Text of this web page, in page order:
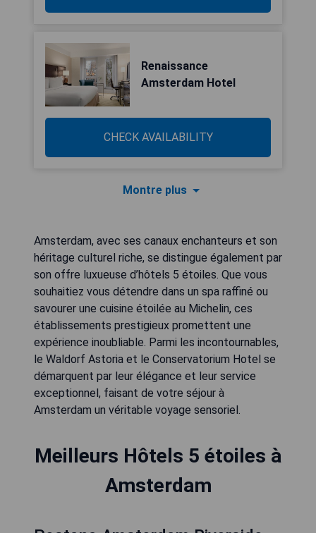
Renaissance
Amsterdam Hotel
CHECK AVAILABILITY
Montre plus
Amsterdam, avec ses canaux enchanteurs et son
héritage culturel riche, se distingue également par
son offre luxueuse d’hôtels 5 étoiles. Que vous
souhaitiez vous détendre dans un spa raffiné ou
savourer une cuisine étoilée au Michelin, ces
établissements prestigieux promettent une
expérience inoubliable. Parmi les incontournables,
le Waldorf Astoria et le Conservatorium Hotel se
démarquent par leur élégance et leur service
exceptionnel, faisant de votre séjour à
Amsterdam un véritable voyage sensoriel.
Meilleurs Hôtels 5 étoiles à
Amsterdam